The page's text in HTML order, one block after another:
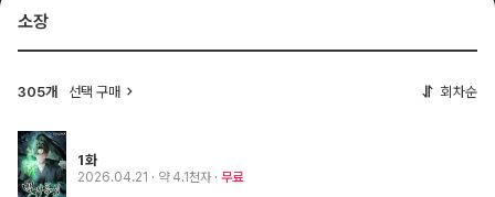
소장
305개 선택 구매 회차순
1화
2026.04.21 · 약 4.1천자 무료